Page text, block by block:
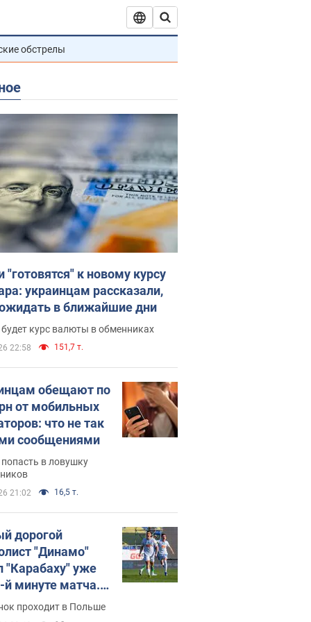
обстрелы
"готовятся" к новому курсу
украинцам рассказали,
в ближайшие дни
курс валюты в обменниках
22:58 151,7 т.
обещают по
от мобильных
что не так
сообщениями
попасть в ловушку
21:02 16,5 т.
дорогой
"Динамо"
"Карабаху" уже
й минуте матча.
проходит в Польше